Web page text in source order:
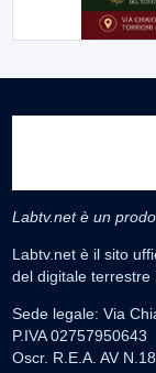
Labtv.net è un
Labtv.net è il sito
del digitale terrestre
Sede legale: Via
P.IVA 02757950643
Oscr. R.E.A. AV